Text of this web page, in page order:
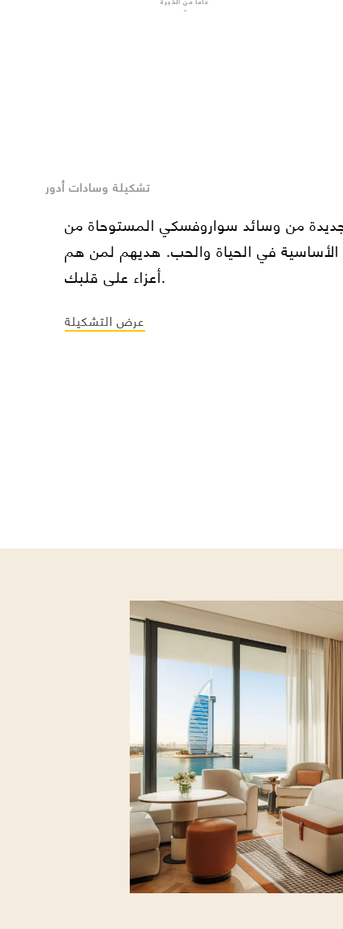
تشكيلة وسادات أدور
من وسائد سواروفسكي المستوحاة من
الأساسية في الحياة والحب. هديهم لمن هم
أعزاء على قلبك.
عرض التشكيلة